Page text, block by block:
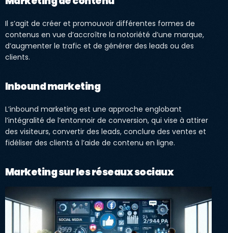
Il s’agit de créer et promouvoir différentes formes de
contenus en vue d’accroître la notoriété d’une marque,
d’augmenter le trafic et de générer des leads ou des
clients.
Inbound marketing
L’inbound marketing est une approche englobant
l’intégralité de l’entonnoir de conversion, qui vise à attirer
des visiteurs, convertir des leads, conclure des ventes et
fidéliser des clients à l’aide de contenu en ligne.
Marketing sur les réseaux sociaux